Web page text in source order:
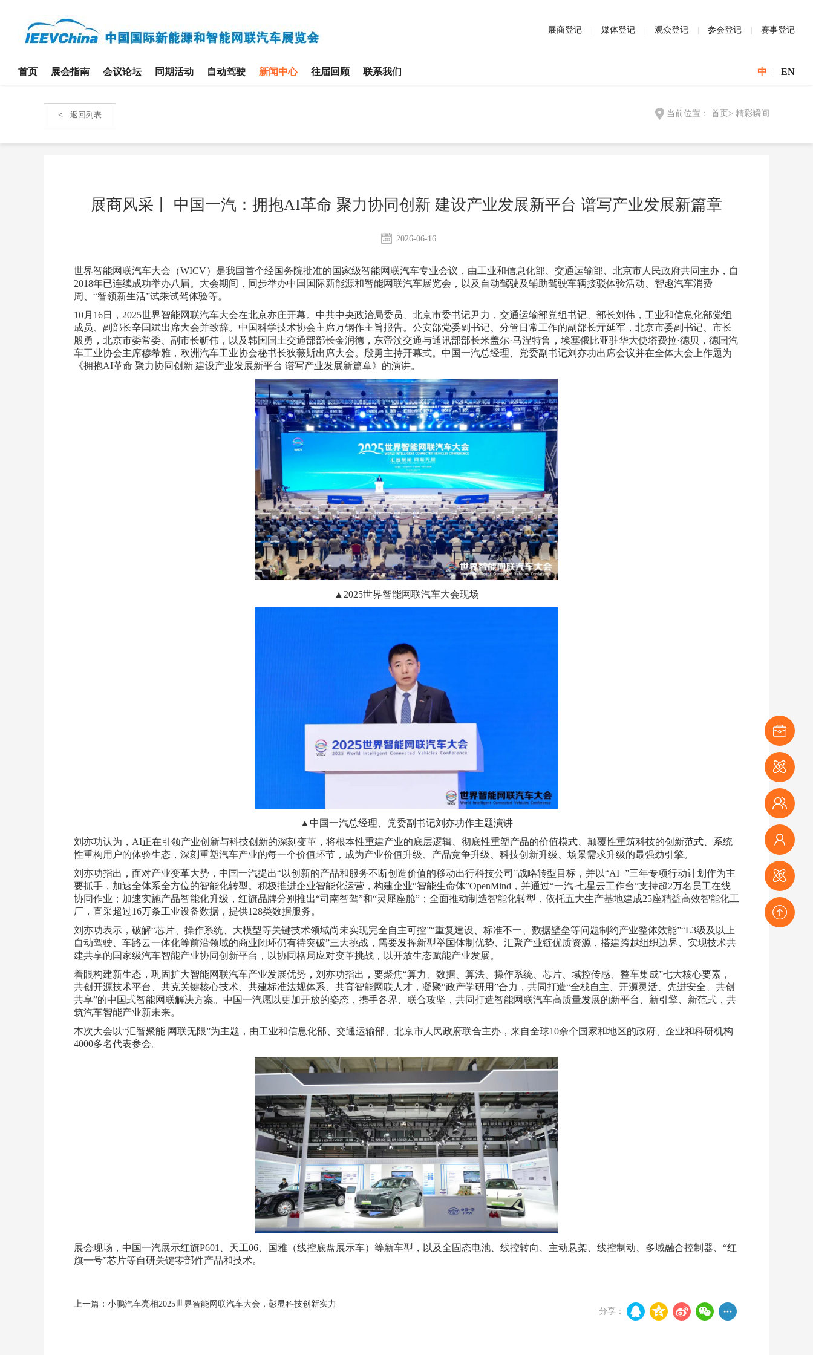
展商登记 媒体登记 观众登记 参会登记 赛事登记
首页 展会指南 会议论坛 同期活动 自动驾驶 新闻中心 往届回顾 联系我们 中 | EN
< 返回列表 当前位置： 首页 > 精彩瞬间
展商风采丨 中国一汽：拥抱AI革命 聚力协同创新 建设产业发展新平台 谱写产业发展新篇章
2026-06-16
世界智能网联汽车大会（WICV）是我国首个经国务院批准的国家级智能网联汽车专业会议，由工业和信息化部、交通运输部、北京市人民政府共同主办，自
2018年已连续成功举办八届。大会期间，同步举办中国国际新能源和智能网联汽车展览会，以及自动驾驶及辅助驾驶车辆接驳体验活动、智趣汽车消费
周、“智领新生活”试乘试驾体验等。
10月16日，2025世界智能网联汽车大会在北京亦庄开幕。中共中央政治局委员、北京市委书记尹力，交通运输部党组书记、部长刘伟，工业和信息化部党组
成员、副部长辛国斌出席大会并致辞。中国科学技术协会主席万钢作主旨报告。公安部党委副书记、分管日常工作的副部长亓延军，北京市委副书记、市长
殷勇，北京市委常委、副市长靳伟，以及韩国国土交通部部长金润德，东帝汶交通与通讯部部长米盖尔·马涅特鲁，埃塞俄比亚驻华大使塔费拉·德贝，德国汽
车工业协会主席穆希雅，欧洲汽车工业协会秘书长狄薇斯出席大会。殷勇主持开幕式。中国一汽总经理、党委副书记刘亦功出席会议并在全体大会上作题为
《拥抱AI革命 聚力协同创新 建设产业发展新平台 谱写产业发展新篇章》的演讲。
▲2025世界智能网联汽车大会现场
▲中国一汽总经理、党委副书记刘亦功作主题演讲
刘亦功认为，AI正在引领产业创新与科技创新的深刻变革，将根本性重建产业的底层逻辑、彻底性重塑产品的价值模式、颠覆性重筑科技的创新范式、系统
性重构用户的体验生态，深刻重塑汽车产业的每一个价值环节，成为产业价值升级、产品竞争升级、科技创新升级、场景需求升级的最强劲引擎。
刘亦功指出，面对产业变革大势，中国一汽提出“以创新的产品和服务不断创造价值的移动出行科技公司”战略转型目标，并以“AI+”三年专项行动计划作为主
要抓手，加速全体系全方位的智能化转型。积极推进企业智能化运营，构建企业“智能生命体”OpenMind，并通过“一汽·七星云工作台”支持超2万名员工在线
协同作业；加速实施产品智能化升级，红旗品牌分别推出“司南智驾”和“灵犀座舱”；全面推动制造智能化转型，依托五大生产基地建成25座精益高效智能化工
厂，直采超过16万条工业设备数据，提供128类数据服务。
刘亦功表示，破解“芯片、操作系统、大模型等关键技术领域尚未实现完全自主可控”“重复建设、标准不一、数据壁垒等问题制约产业整体效能”“L3级及以上
自动驾驶、车路云一体化等前沿领域的商业闭环仍有待突破”三大挑战，需要发挥新型举国体制优势、汇聚产业链优质资源，搭建跨越组织边界、实现技术共
建共享的国家级汽车智能产业协同创新平台，以协同格局应对变革挑战，以开放生态赋能产业发展。
着眼构建新生态，巩固扩大智能网联汽车产业发展优势，刘亦功指出，要聚焦“算力、数据、算法、操作系统、芯片、域控传感、整车集成”七大核心要素，
共创开源技术平台、共克关键核心技术、共建标准法规体系、共育智能网联人才，凝聚“政产学研用”合力，共同打造“全栈自主、开源灵活、先进安全、共创
共享”的中国式智能网联解决方案。中国一汽愿以更加开放的姿态，携手各界、联合攻坚，共同打造智能网联汽车高质量发展的新平台、新引擎、新范式，共
筑汽车智能产业新未来。
本次大会以“汇智聚能 网联无限”为主题，由工业和信息化部、交通运输部、北京市人民政府联合主办，来自全球10余个国家和地区的政府、企业和科研机构
4000多名代表参会。
展会现场，中国一汽展示红旗P601、天工06、国雅（线控底盘展示车）等新车型，以及全固态电池、线控转向、主动悬架、线控制动、多域融合控制器、“红
旗一号”芯片等自研关键零部件产品和技术。
上一篇：小鹏汽车亮相2025世界智能网联汽车大会，彰显科技创新实力
分享：
展商登记
媒体登记
观众登记
参会登记
赛事登记